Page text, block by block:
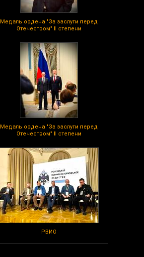
Медаль ордена "За заслуги перед
Отечеством" II степени
Медаль ордена "За заслуги перед
Отечеством" II степени
РВИО